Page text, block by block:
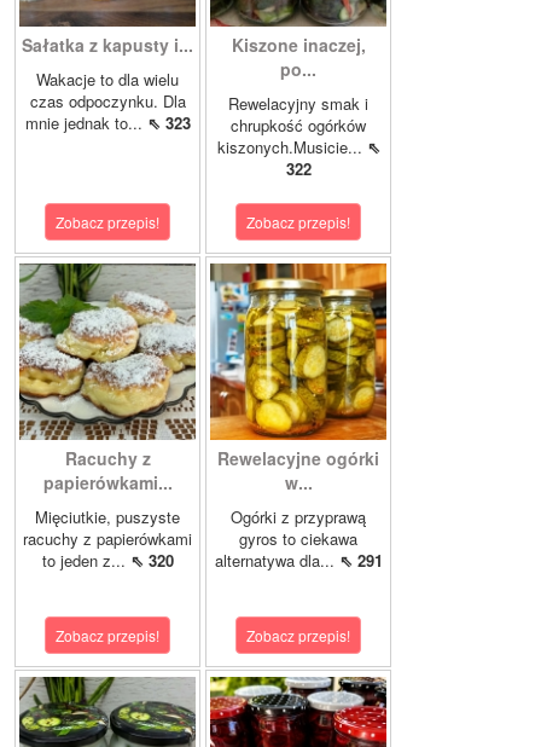
Sałatka z kapusty i...
Wakacje to dla wielu
czas odpoczynku. Dla
mnie jednak to... ⇖ 323
Zobacz przepis!
Kiszone inaczej,
po...
Rewelacyjny smak i
chrupkość ogórków
kiszonych.Musicie... ⇖
322
Zobacz przepis!
Racuchy z
papierówkami...
Mięciutkie, puszyste
racuchy z papierówkami
to jeden z... ⇖ 320
Zobacz przepis!
Rewelacyjne ogórki
w...
Ogórki z przyprawą
gyros to ciekawa
alternatywa dla... ⇖ 291
Zobacz przepis!